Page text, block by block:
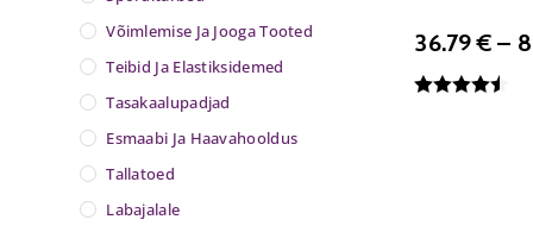
36.79€ –
Võimlemise Ja Jooga Tooted
Teibid Ja Elastiksidemed
Tasakaalupadjad
Esmaabi Ja Haavahooldus
Tallatoed
Labajalale